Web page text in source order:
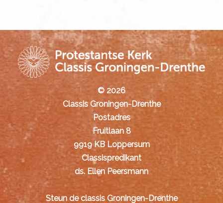
© 2026
Classis Groningen-Drenthe
Postadres
Fruitlaan 8
9919 KB Loppersum
Classispredikant
ds. Ellen Peersmann
Steun de classis Groningen-Drenthe